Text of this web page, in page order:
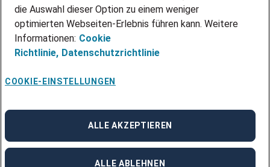
KONTAKT
@Adecco 2026
IMPRESSUM
DATENSCHUTZ
NUTZUNGSBEDINGUNGEN
COOKIE-RICHTLINIEN
BESCHWERDESTELLE
linkedinFacebook
Instagram
die Auswahl dieser Option zu einem weniger
optimierten Webseiten-Erlebnis führen kann. Weitere
Informationen: Cookie
Richtlinie, Datenschutzrichtlinie
COOKIE-EINSTELLUNGEN
ALLE ABLEHNEN
ALLE AKZEPTIEREN